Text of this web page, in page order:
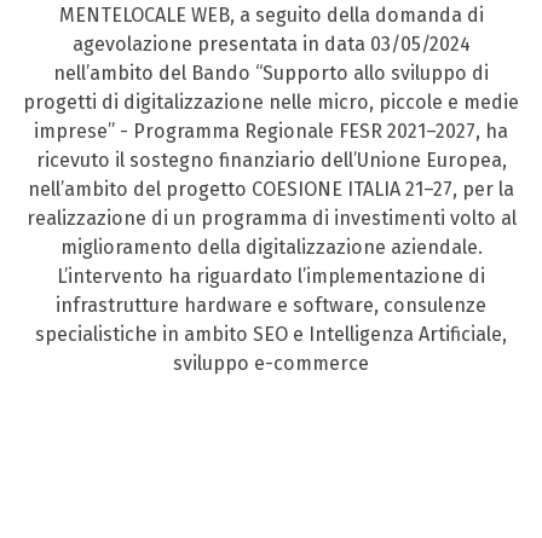
MENTELOCALE WEB, a seguito della domanda di
agevolazione presentata in data 03/05/2024
nell’ambito del Bando “Supporto allo sviluppo di
progetti di digitalizzazione nelle micro, piccole e medie
imprese” - Programma Regionale FESR 2021–2027, ha
ricevuto il sostegno finanziario dell’Unione Europea,
nell’ambito del progetto COESIONE ITALIA 21–27, per la
realizzazione di un programma di investimenti volto al
miglioramento della digitalizzazione aziendale.
L’intervento ha riguardato l’implementazione di
infrastrutture hardware e software, consulenze
specialistiche in ambito SEO e Intelligenza Artificiale,
sviluppo e-commerce